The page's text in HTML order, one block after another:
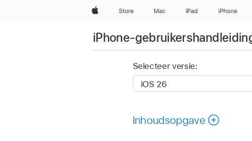
AppleStore Mac iPad iPhone
iPhone-
Selecteer versie:
Inhoudsopgave